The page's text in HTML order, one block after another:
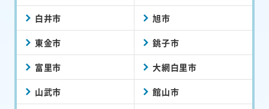
白井市 旭市
東金市 銚子市
富里市 大網白里市
山武市 館山市